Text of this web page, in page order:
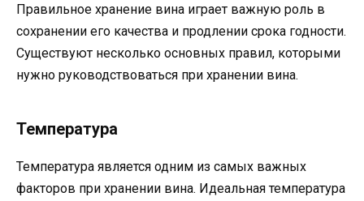
Правильное хранение вина играет важную роль в
сохранении его качества и продлении срока годности.
Существуют несколько основных правил, которыми
нужно руководствоваться при хранении вина.
Температура
Температура является одним из самых важных
факторов при хранении вина. Идеальная температура